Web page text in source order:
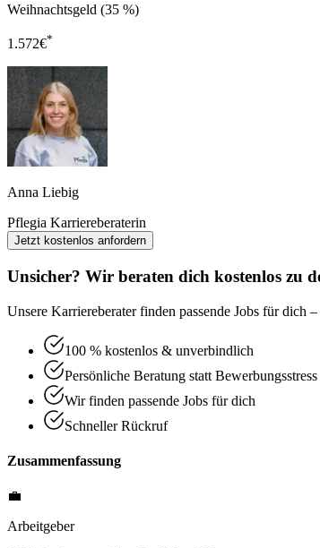
Weihnachtsgeld (35 %)
1.572€*
Anna Liebig
Pflegia Karriereberaterin
Jetzt kostenlos anfordern
Unsicher? Wir beraten dich kostenlos zu
Unsere Karriereberater finden passende Jobs für dich
100 % kostenlos & unverbindlich
Persönliche Beratung statt Bewerbungsstress
Wir finden passende Jobs für dich
Schneller Rückruf
Zusammenfassung
💼
Arbeitgeber